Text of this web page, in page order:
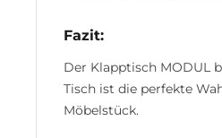
Fazit:
Der Klapptisch MODUL
Tisch ist die perfekte
Möbelstück.